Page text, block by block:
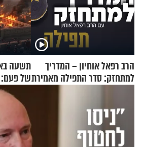
הרב רפאל אוחיון – המדריך
למתחזק: סדר התפילה מאמירת
תשעה
של פעם: